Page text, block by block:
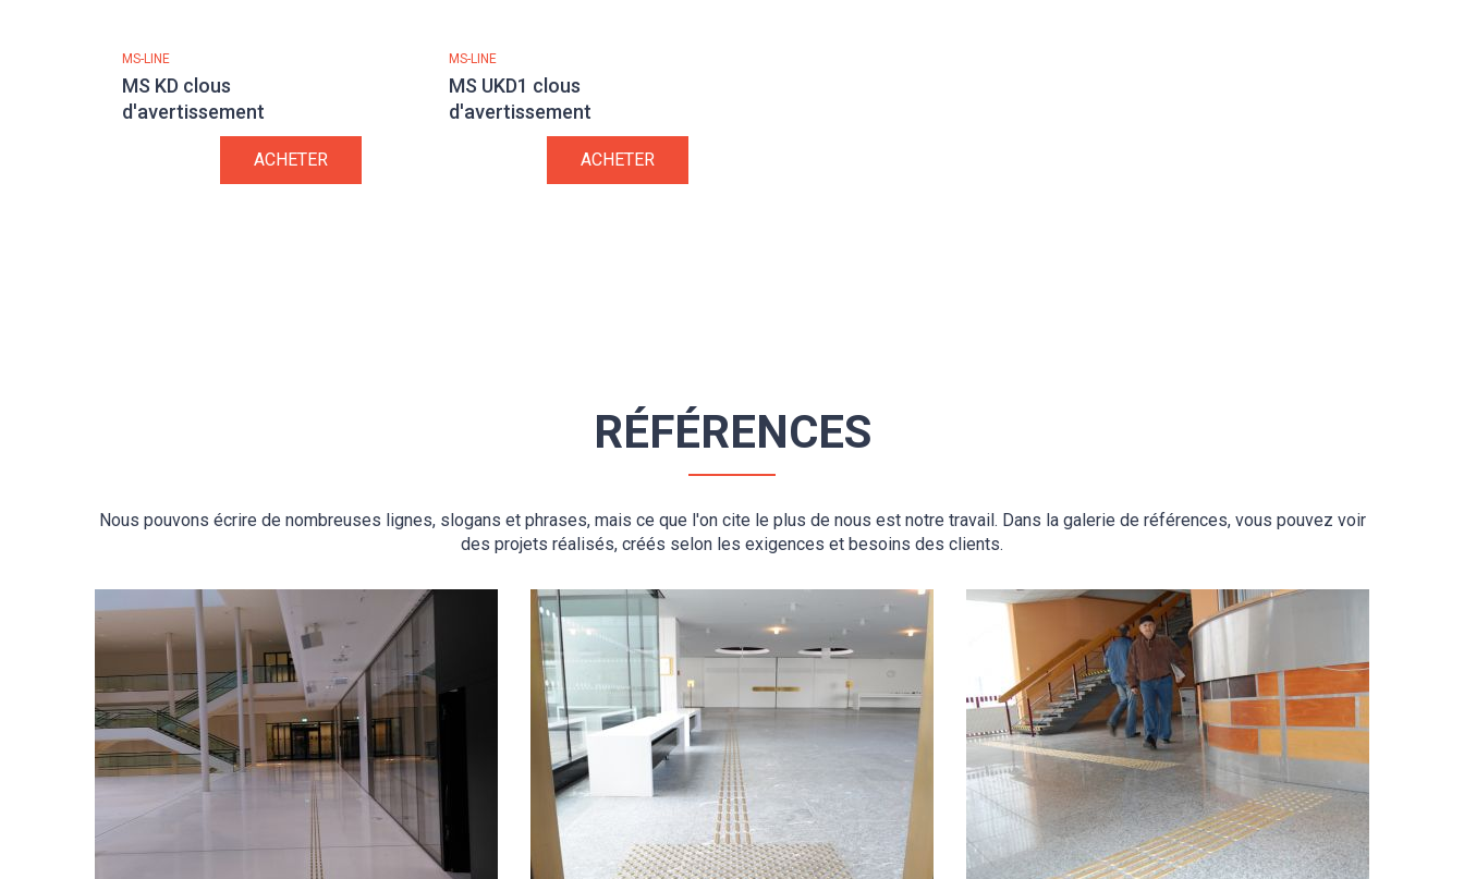
MS-LINE
MS KD clous
d'avertissement
ACHETER
MS-LINE
MS UKD1 clous
d'avertissement
ACHETER
RÉFÉRENCES
Nous pouvons écrire de nombreuses lignes, slogans et phrases, mais ce que l'on cite le plus de nous est notre travail. Dans la galerie de références, vous pouvez voir
des projets réalisés, créés selon les exigences et besoins des clients.